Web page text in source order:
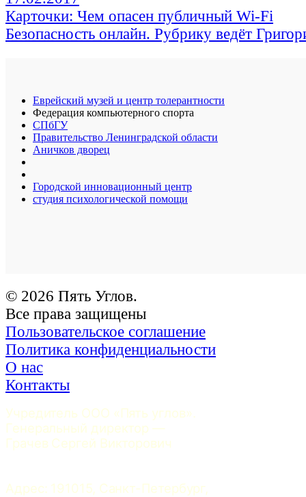
Карточки: Чем опасен публичный Wi-Fi
Безопасность онлайн. Рубрику ведёт
Еврейский музей и центр толерантности
Федерация компьютерного спорта
СПбГУ
Правительство Ленинградской области
Аничков дворец
Городской инновационный центр
студия психологической помощи
© 2026 Пять Углов.
Все права защищены
Пользовательское соглашение
Политика конфиденциальности
О нас
Контакты
Учредитель ООО «Пять углов».
Генеральный директор —
Грачев Сергей Викторович
Адрес: 191015, Санкт-Петербург,